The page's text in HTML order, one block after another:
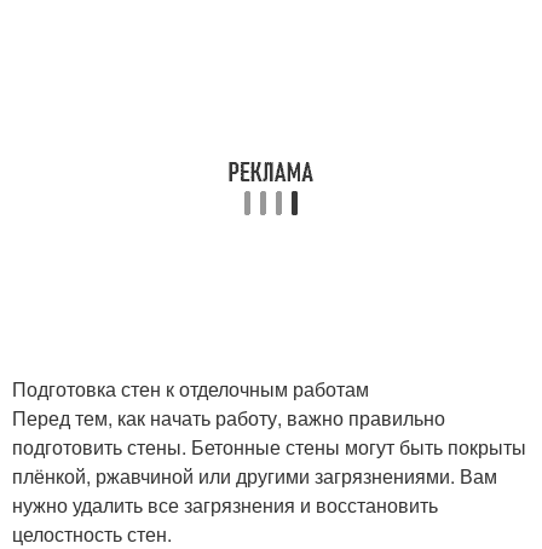
Подготовка стен к отделочным работам
Перед тем, как начать работу, важно правильно
подготовить стены. Бетонные стены могут быть покрыты
плёнкой, ржавчиной или другими загрязнениями. Вам
нужно удалить все загрязнения и восстановить
целостность стен.